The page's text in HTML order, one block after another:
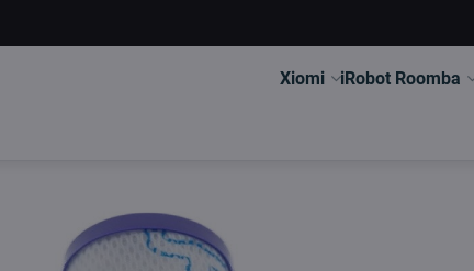
Xiomi iRobot Roomba